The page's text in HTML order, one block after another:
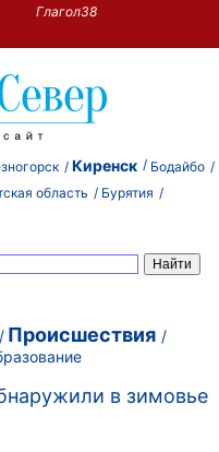
Глагол38
Киренск
Бодайбо
область
Бурятия
Происшествия
в зимовье